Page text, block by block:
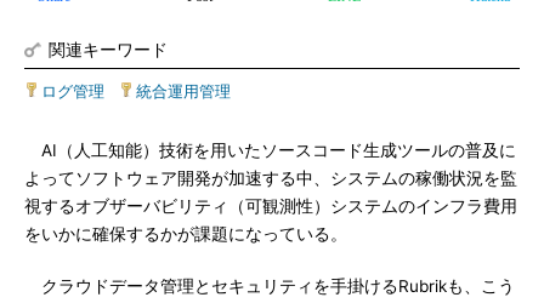
関連キーワード
ログ管理 統合運用管理
AI（人工知能）技術を用いたソースコード生成ツールの普及に
よってソフトウェア開発が加速する中、システムの稼働状況を監
視するオブザーバビリティ（可観測性）システムのインフラ費用
をいかに確保するかが課題になっている。
クラウドデータ管理とセキュリティを手掛けるRubrikも、こう